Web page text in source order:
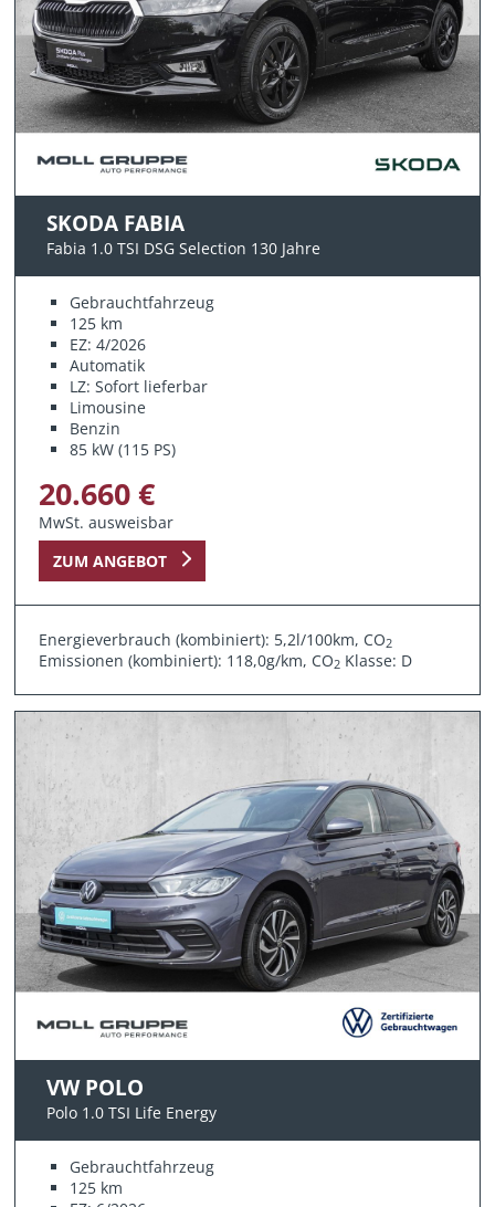
SKODA FABIA
Fabia 1.0 TSI DSG Selection 130 Jahre
Gebrauchtfahrzeug
125 km
EZ: 4/2026
Automatik
LZ: Sofort lieferbar
Limousine
Benzin
85 kW (115 PS)
20.660 €
MwSt. ausweisbar
ZUM ANGEBOT
Energieverbrauch (kombiniert): 5,2l/100km, CO2
Emissionen (kombiniert): 118,0g/km, CO2 Klasse: D
VW POLO
Polo 1.0 TSI Life Energy
Gebrauchtfahrzeug
125 km